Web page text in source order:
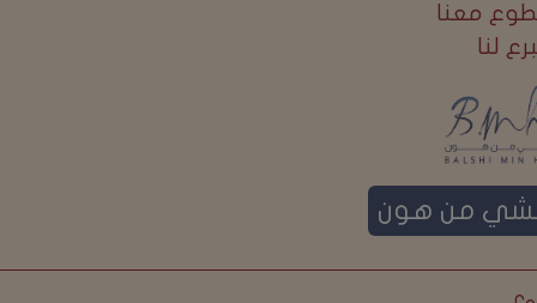
معنا
لنا
من هون